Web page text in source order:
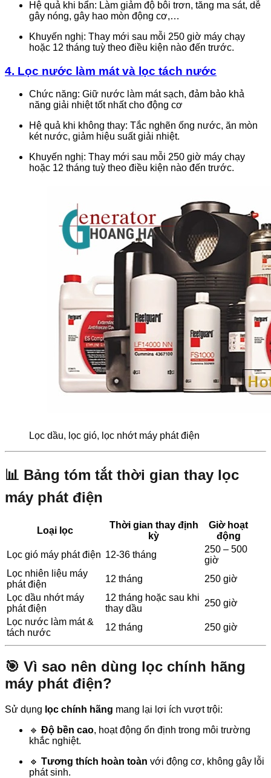
Hệ quả khi bẩn: Làm giảm độ bôi trơn, tăng ma sát, dễ
gây nóng, gây hao mòn động cơ,…
Khuyến nghị: Thay mới sau mỗi 250 giờ máy chạy
hoặc 12 tháng tuỳ theo điều kiện nào đến trước.
4. Lọc nước làm mát và lọc tách nước
Chức năng: Giữ nước làm mát sạch, đảm bảo khả
năng giải nhiệt tốt nhất cho động cơ
Hệ quả khi không thay: Tắc nghẽn ống nước, ăn mòn
két nước, giảm hiệu suất giải nhiệt.
Khuyến nghị: Thay mới sau mỗi 250 giờ máy chạy
hoặc 12 tháng tuỳ theo điều kiện nào đến trước.
Lọc dầu, lọc gió, lọc nhớt máy phát điện
📊 Bảng tóm tắt thời gian thay lọc
máy phát điện
Loại lọc
Thời gian thay định
kỳ
Giờ hoạt
động
Lọc gió máy phát điện 12-36 tháng
250 – 500
giờ
Lọc nhiên liệu máy
phát điện
12 tháng
250 giờ
Lọc dầu nhớt máy
phát điện
12 tháng hoặc sau khi
thay dầu
250 giờ
Lọc nước làm mát &
tách nước
12 tháng 250 giờ
🎯 Vì sao nên dùng lọc chính hãng
máy phát điện?
Sử dụng lọc chính hãng mang lại lợi ích vượt trội:
🔹 Độ bền cao, hoạt động ổn định trong môi trường
khắc nghiệt.
🔹 Tương thích hoàn toàn với động cơ, không gây lỗi
phát sinh.